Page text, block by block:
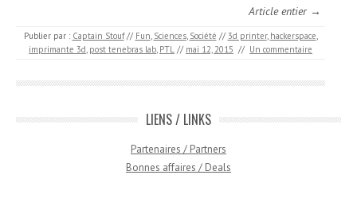
Article entier →
Publier par : Captain Stouf // Fun, Sciences, Société // 3d printer, hackerspace,
imprimante 3d, post tenebras lab, PTL // mai 12, 2015 // Un commentaire
LIENS / LINKS
Partenaires / Partners
Bonnes affaires / Deals